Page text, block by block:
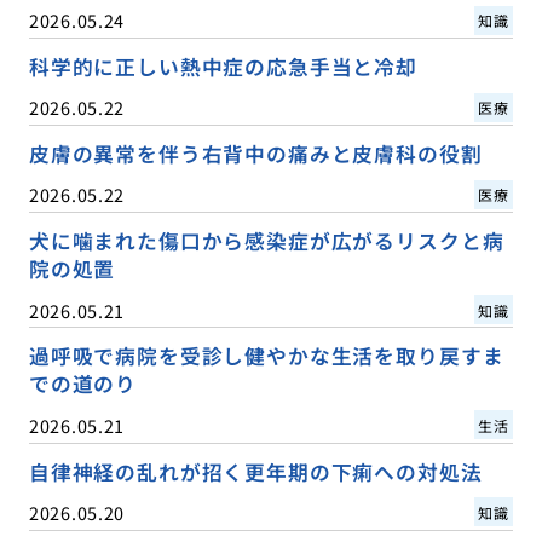
2026.05.24 知識
科学的に正しい熱中症の応急手当と冷却
2026.05.22 医療
皮膚の異常を伴う右背中の痛みと皮膚科の役割
2026.05.22 医療
犬に噛まれた傷口から感染症が広がるリスクと病
院の処置
2026.05.21 知識
過呼吸で病院を受診し健やかな生活を取り戻すま
での道のり
2026.05.21 生活
自律神経の乱れが招く更年期の下痢への対処法
2026.05.20 知識